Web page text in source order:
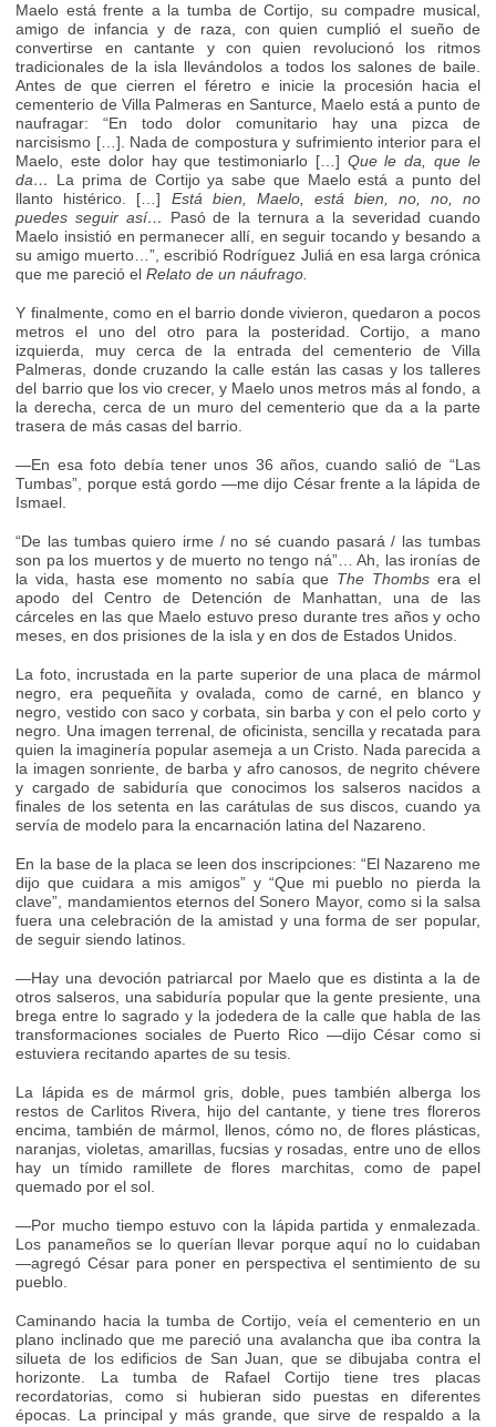
Maelo está frente a la tumba de Cortijo, su compadre musical,
amigo de infancia y de raza, con quien cumplió el sueño de
convertirse en cantante y con quien revolucionó los ritmos
tradicionales de la isla llevándolos a todos los salones de baile.
Antes de que cierren el féretro e inicie la procesión hacia el
cementerio de Villa Palmeras en Santurce, Maelo está a punto de
naufragar: “En todo dolor comunitario hay una pizca de
narcisismo […]. Nada de compostura y sufrimiento interior para el
Maelo, este dolor hay que testimoniarlo […] Que le da, que le
da… La prima de Cortijo ya sabe que Maelo está a punto del
llanto histérico. […] Está bien, Maelo, está bien, no, no, no
puedes seguir así… Pasó de la ternura a la severidad cuando
Maelo insistió en permanecer allí, en seguir tocando y besando a
su amigo muerto…”, escribió Rodríguez Juliá en esa larga crónica
que me pareció elRelato de un náufrago.
Y finalmente, como en el barrio donde vivieron, quedaron a pocos
metros el uno del otro para la posteridad. Cortijo, a mano
izquierda, muy cerca de la entrada del cementerio de Villa
Palmeras, donde cruzando la calle están las casas y los talleres
del barrio que los vio crecer, y Maelo unos metros más al fondo, a
la derecha, cerca de un muro del cementerio que da a la parte
trasera de más casas del barrio.
—En esa foto debía tener unos 36 años, cuando salió de “Las
Tumbas”, porque está gordo —me dijo César frente a la lápida de
Ismael.
“De las tumbas quiero irme / no sé cuando pasará / las tumbas
son pa los muertos y de muerto no tengo ná”… Ah, las ironías de
la vida, hasta ese momento no sabía que The Thombs era el
apodo del Centro de Detención de Manhattan, una de las
cárceles en las que Maelo estuvo preso durante tres años y ocho
meses, en dos prisiones de la isla y en dos de Estados Unidos.
La foto, incrustada en la parte superior de una placa de mármol
negro, era pequeñita y ovalada, como de carné, en blanco y
negro, vestido con saco y corbata, sin barba y con el pelo corto y
negro. Una imagen terrenal, de oficinista, sencilla y recatada para
quien la imaginería popular asemeja a un Cristo. Nada parecida a
la imagen sonriente, de barba y afro canosos, de negrito chévere
y cargado de sabiduría que conocimos los salseros nacidos a
finales de los setenta en las carátulas de sus discos, cuando ya
servía de modelo para la encarnación latina del Nazareno.
En la base de la placa se leen dos inscripciones: “El Nazareno me
dijo que cuidara a mis amigos” y “Que mi pueblo no pierda la
clave”, mandamientos eternos del Sonero Mayor, como si la salsa
fuera una celebración de la amistad y una forma de ser popular,
de seguir siendo latinos.
—Hay una devoción patriarcal por Maelo que es distinta a la de
otros salseros, una sabiduría popular que la gente presiente, una
brega entre lo sagrado y la jodedera de la calle que habla de las
transformaciones sociales de Puerto Rico —dijo César como si
estuviera recitando apartes de su tesis.
La lápida es de mármol gris, doble, pues también alberga los
restos de Carlitos Rivera, hijo del cantante, y tiene tres floreros
encima, también de mármol, llenos, cómo no, de flores plásticas,
naranjas, violetas, amarillas, fucsias y rosadas, entre uno de ellos
hay un tímido ramillete de flores marchitas, como de papel
quemado por el sol.
—Por mucho tiempo estuvo con la lápida partida y enmalezada.
Los panameños se lo querían llevar porque aquí no lo cuidaban
—agregó César para poner en perspectiva el sentimiento de su
pueblo.
Caminando hacia la tumba de Cortijo, veía el cementerio en un
plano inclinado que me pareció una avalancha que iba contra la
silueta de los edificios de San Juan, que se dibujaba contra el
horizonte. La tumba de Rafael Cortijo tiene tres placas
recordatorias, como si hubieran sido puestas en diferentes
épocas. La principal y más grande, que sirve de respaldo a la